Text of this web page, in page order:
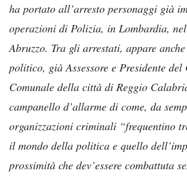
ha portato all’arresto personaggi già
operazioni di Polizia, in Lombardia,
Abruzzo. Tra gli arrestati, appare
politico, già Assessore e Presidente del
Comunale della città di Reggio
campanello d’allarme di come, da
organizzazioni criminali “frequentino
il mondo della politica e quello
prossimità che dev’essere combattuta